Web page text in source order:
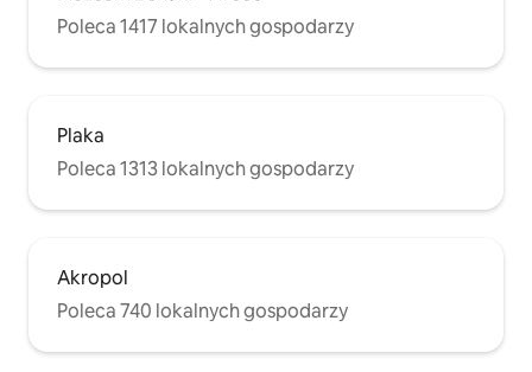
Poleca 1417 lokalnych gospodarzy
Plaka
Poleca 1313 lokalnych gospodarzy
Akropol
Poleca 740 lokalnych gospodarzy